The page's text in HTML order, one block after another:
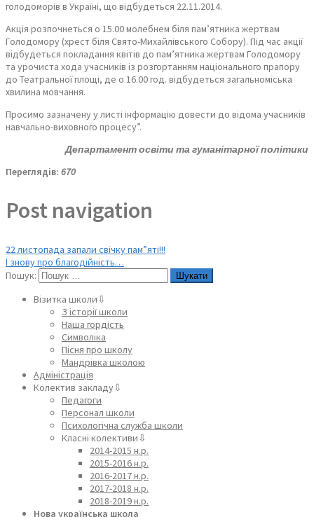
голодоморів в Україні, що відбудеться 22.11.2014.
Акція розпочнеться о 15.00 молебнем біля пам’ятника жертвам
Голодомору (хрест біля Свято-Михайлівського Собору). Під час акції
відбудеться покладання квітів до пам’ятника жертвам Голодомору
та урочиста хода учасників із розгортанням національного прапору
до Театральної площі, де о 16.00 год. відбудеться загальноміська
хвилина мовчання.
Просимо зазначену у листі інформацію довести до відома учасників
навчально-виховного процесу”.
Департамент освіти та гуманітарної політики
Переглядів: 670
Post navigation
22 листопада запали свічку пам”яті!!!
І знову про благодійність…
Пошук:
Візитка школи⇩
З історії школи
Наша гордість
Символіка
Пісня про школу
Мандрівка школою
Адміністрація
Колектив закладу⇩
Педагоги
Персонал школи
Психологічна служба школи
Класні колективи⇩
2014-2015 н.р.
2015-2016 н.р.
2016-2017 н.р.
2017-2018 н.р.
2018-2019 н.р.
Нова українська школа